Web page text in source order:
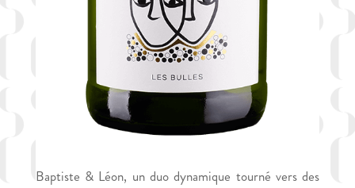
Baptiste & Léon, un duo dynamique tourné vers des